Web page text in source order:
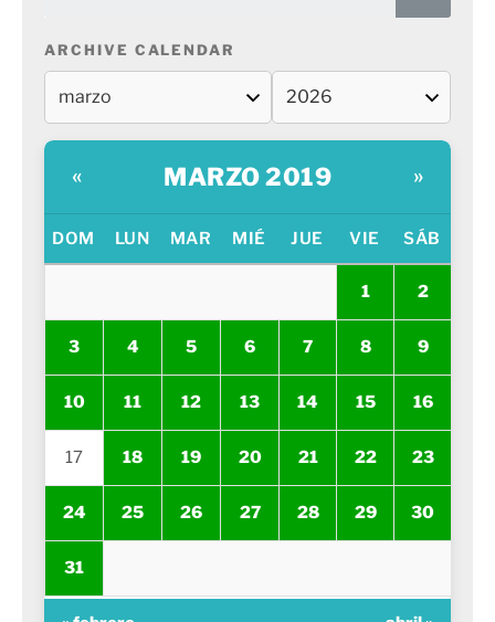
ARCHIVE CALENDAR
« MARZO 2019 »
DOM LUN MAR MIÉ JUE VIE SÁB
1 2
3 4 5 6 7 8 9
10 11 12 13 14 15 16
17 18 19 20 21 22 23
24 25 26 27 28 29 30
31